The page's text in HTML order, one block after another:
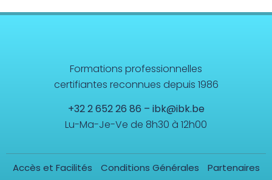
Formations professionnelles
certifiantes reconnues depuis 1986
+32 2 652 26 86 – ibk@ibk.be
Lu-Ma-Je-Ve de 8h30 à 12h00
Accès et Facilités Conditions Générales Partenaires